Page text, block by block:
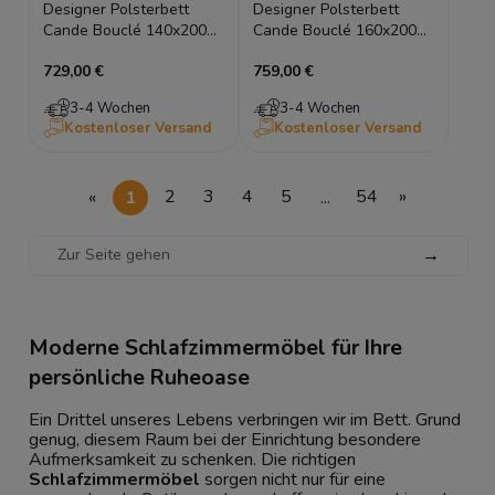
Designer Polsterbett
Cande Bouclé 140x200
729,00 €
3-4 Wochen
Kostenloser Versand
Designer Polsterbett
Cande Bouclé 160x200
759,00 €
3-4 Wochen
Kostenloser Versand
→
« 1 2 3 4 5 ... 54 »
Moderne Schlafzimmermöbel für Ihre
persönliche Ruheoase
Ein Drittel unseres Lebens verbringen wir im Bett. Grund
genug, diesem Raum bei der Einrichtung besondere
Aufmerksamkeit zu schenken. Die richtigen
Schlafzimmermöbel sorgen nicht nur für eine